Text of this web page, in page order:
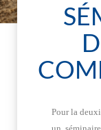
Pour la